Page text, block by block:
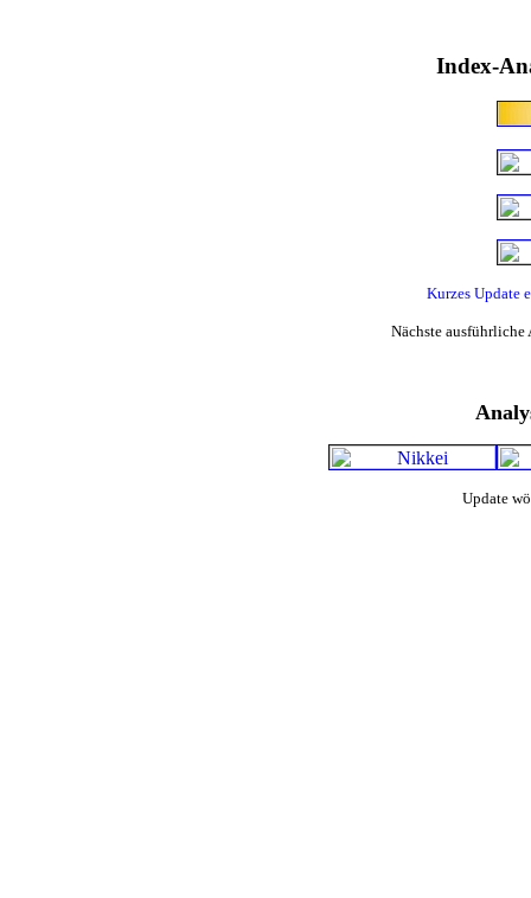
Index-
Kurzes Update
Nächste
Update